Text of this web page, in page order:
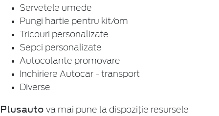
Servetele umede
Pungi hartie pentru kit/om
Tricouri personalizate
Sepci personalizate
Autocolante promovare
Inchiriere Autocar - transport
Diverse
Plusauto va mai pune la dispoziție resursele